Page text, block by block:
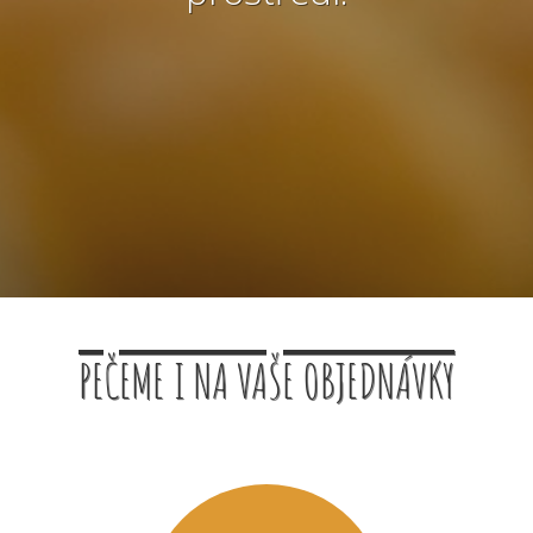
PEČEME I NA VAŠE OBJEDNÁVKY